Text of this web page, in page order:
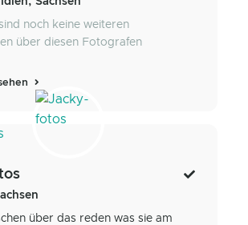
noch keine weiteren
über diesen Fotografen
über das reden was sie am